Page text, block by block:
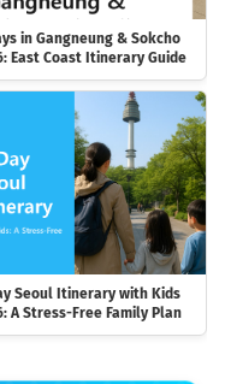
in Gangneung & Sokcho
East Coast Itinerary Guide
Seoul Itinerary with Kids
A Stress-Free Family Plan